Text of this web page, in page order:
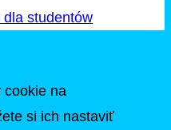
studentów
cookie na
si ich nastaviť